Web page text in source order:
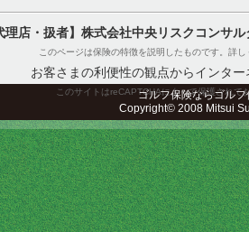
理店・扱者】株式会社中央リスクコンサ
このページは保険の特徴を説明したものです。詳
お客さまの利便性の観点からインタ
このサイトはreCAPTCHAによって保護されて
ゴルフ保険ならゴル
Copyright© 2008 Mitsui